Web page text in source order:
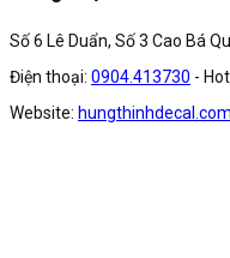
Số 6 Lê Duẩn, Số 3 Cao Bá
Điện thoại: 0904.413730 -
Website: hungthinhdecal.com